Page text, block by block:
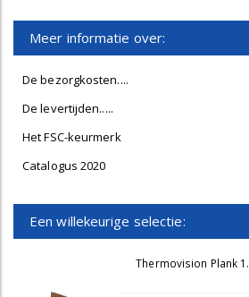
Meer informatie over:
De bezorgkosten....
De levertijden.....
Het FSC-keurmerk
Catalogus 2020
Een willekeurige selectie:
Thermovision Plank